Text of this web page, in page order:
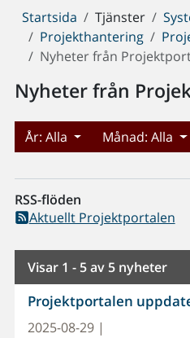
Du
är
här:
Startsida Tjänster
Projekthantering
Nyheter från
Nyheter från
År: Alla Månad:Alla
RSS-flöden
Aktuellt Projektportalen
Visar 1 - 5 av 5 nyheter
Projektportalen
2025-08-29 |